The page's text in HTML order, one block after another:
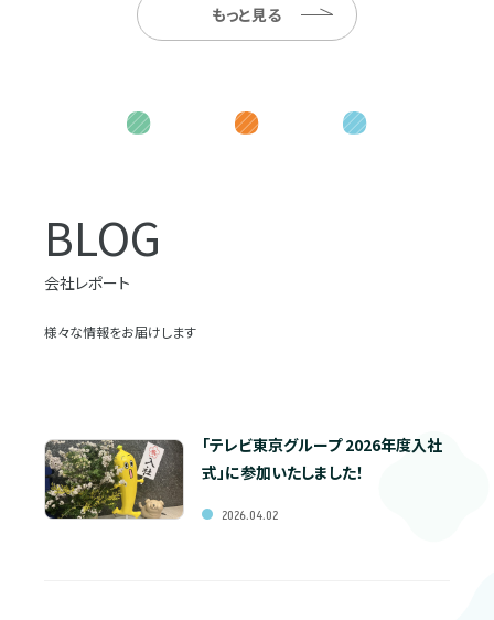
もっと見る
BLOG
会社レポート
様々な情報をお届けします
「テレビ東京グループ 2026年度入社
式」に参加いたしました！
2026.04.02